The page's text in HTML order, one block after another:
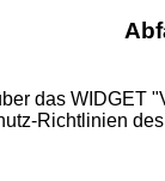
das WIDGET
Richtlinien